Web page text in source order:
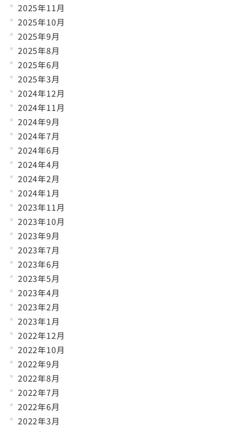
2025年11月
2025年10月
2025年9月
2025年8月
2025年6月
2025年3月
2024年12月
2024年11月
2024年9月
2024年7月
2024年6月
2024年4月
2024年2月
2024年1月
2023年11月
2023年10月
2023年9月
2023年7月
2023年6月
2023年5月
2023年4月
2023年2月
2023年1月
2022年12月
2022年10月
2022年9月
2022年8月
2022年7月
2022年6月
2022年3月